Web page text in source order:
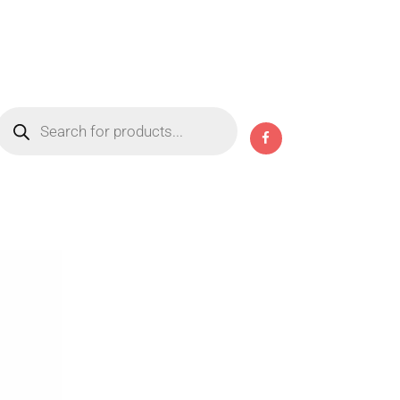
search